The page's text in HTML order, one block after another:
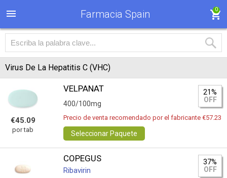
Farmacia Spain 0
Virus De La Hepatitis C (VHC)
€45.09
por tab
VELPANAT
400/100mg
21%
OFF
Precio de venta recomendado por el fabricante €57.23
Seleccionar Paquete
COPEGUS
Ribavirin
37%
OFF